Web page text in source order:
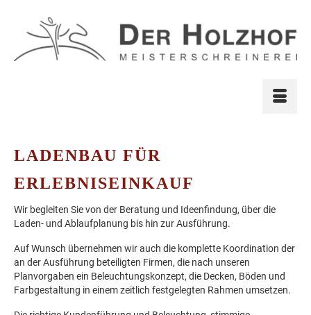
LADENBAU FÜR
ERLEBNISEINKAUF
Wir begleiten Sie von der Beratung und Ideenfindung, über die
Laden- und Ablaufplanung bis hin zur Ausführung.
Auf Wunsch übernehmen wir auch die komplette Koordination der
an der Ausführung beteiligten Firmen, die nach unseren
Planvorgaben ein Beleuchtungskonzept, die Decken, Böden und
Farbgestaltung in einem zeitlich festgelegten Rahmen umsetzen.